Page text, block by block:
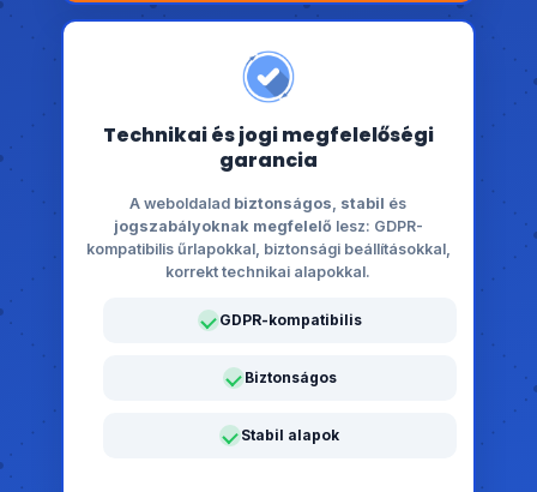
Technikai és jogi megfelelőségi
garancia
A weboldalad biztonságos stabil és
jogszabályoknak megfelelő lesz: GDPR-
kompatibilis űrlapokkal, biztonsági beállításokkal,
korrekt technikai alapokkal.
GDPR-kompatibilis
Biztonságos
Stabil alapok